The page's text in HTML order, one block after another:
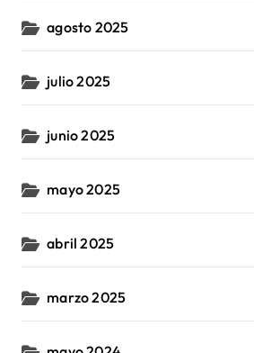
agosto 2025
julio 2025
junio 2025
mayo 2025
abril 2025
marzo 2025